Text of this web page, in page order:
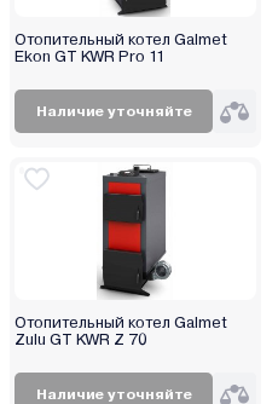
Отопительный котел Galmet
Ekon GT KWR Pro 11
Наличие уточняйте
Отопительный котел Galmet
Zulu GT KWR Z 70
Наличие уточняйте